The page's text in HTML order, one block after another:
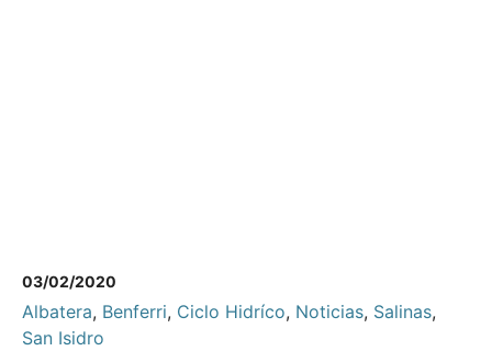
03/02/2020
Albatera, Benferri, Ciclo Hidríco, Noticias, Salinas,
San Isidro